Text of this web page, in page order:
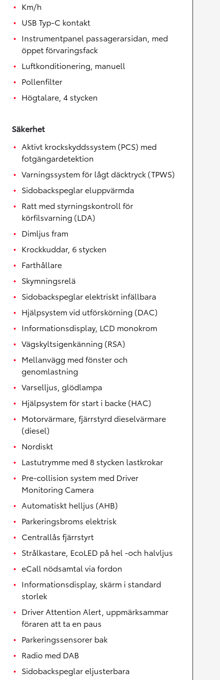
Km/h
USB Typ-C kontakt
Instrumentpanel passagerarsidan, med
öppet förvaringsfack
Luftkonditionering, manuell
Pollenfilter
Högtalare, 4 stycken
Säkerhet
Aktivt krockskyddssystem (PCS) med
fotgängardetektion
Varningssystem för lågt däcktryck (TPWS)
Sidobackspeglar eluppvärmda
Ratt med styrningskontroll för
körfilsvarning (LDA)
Dimljus fram
Krockkuddar, 6 stycken
Farthållare
Skymningsrelä
Sidobackspeglar elektriskt infällbara
Hjälpsystem vid utförskörning (DAC)
Informationsdisplay, LCD monokrom
Vägskyltsigenkänning (RSA)
Mellanvägg med fönster och
genomlastning
Varselljus, glödlampa
Hjälpsystem för start i backe (HAC)
Motorvärmare, fjärrstyrd dieselvärmare
(diesel)
Nordiskt
Lastutrymme med 8 stycken lastkrokar
Pre-collision system med Driver
Monitoring Camera
Automatiskt helljus (AHB)
Parkeringsbroms elektrisk
Centrallås fjärrstyrt
Strålkastare, EcoLED på hel -och halvljus
eCall nödsamtal via fordon
Informationsdisplay, skärm i standard
storlek
Driver Attention Alert, uppmärksammar
föraren att ta en paus
Parkeringssensorer bak
Radio med DAB
Sidobackspeglar eljusterbara